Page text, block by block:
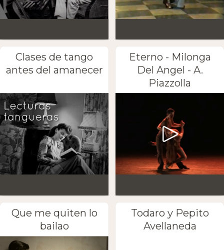
Clases de tango
antes del amanecer
Eterno - Milonga
Del Angel - A.
Piazzolla
Que me quiten lo
bailao
Todaro y Pepito
Avellaneda